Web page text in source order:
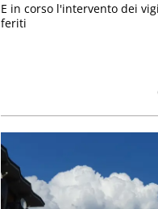
E in corso l'intervento dei
feriti